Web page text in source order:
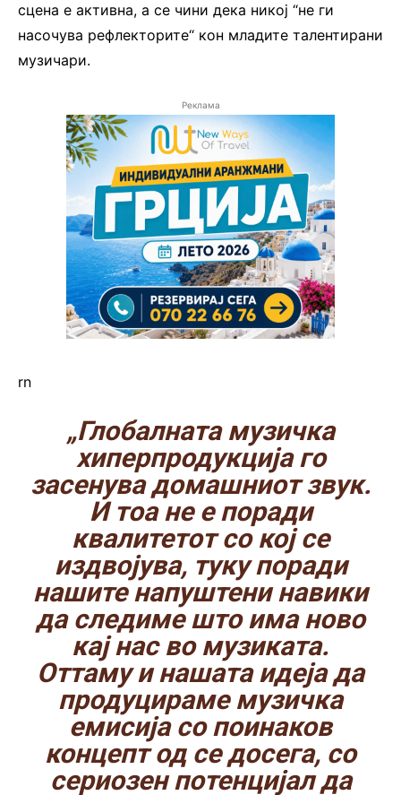
сцена е активна, а се чини дека никој “не ги
насочува рефлекторите“ кон младите талентирани
музичари.
Реклама
rn
„Глобалната музичка
хиперпродукција го
засенува домашниот звук.
И тоа не е поради
квалитетот со кој се
издвојува, туку поради
нашите напуштени навики
да следиме што има ново
кај нас во музиката.
Оттаму и нашата идеја да
продуцираме музичка
емисија со поинаков
концепт од се досега, со
сериозен потенцијал да